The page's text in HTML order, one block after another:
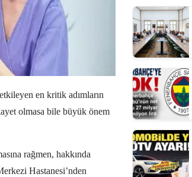
en kritik adımların
olmasa bile büyük önem
rağmen, hakkında
Hastanesi’nden